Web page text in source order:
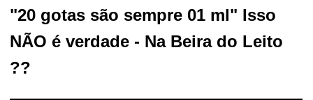
"20 gotas são sempre 01 ml" Isso
NÃO é verdade - Na Beira do Leito
??